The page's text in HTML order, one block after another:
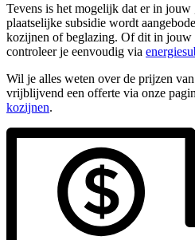
Tevens is het mogelijk dat er in jouw
plaatselijke subsidie wordt
kozijnen of beglazing. Of dit in jouw
controleer je eenvoudig via
Wil je alles weten over de prijzen
vrijblijvend een offerte via onze
kozijnen.